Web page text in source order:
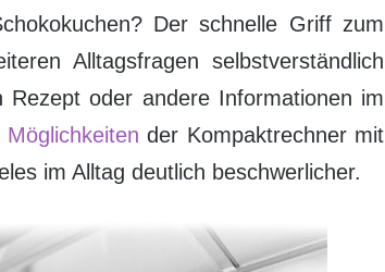
Der schnelle Griff zum
Alltagsfragen selbstverständlich
oder andere Informationen im
Möglichkeiten der Kompaktrechner mit
im Alltag deutlich beschwerlicher.